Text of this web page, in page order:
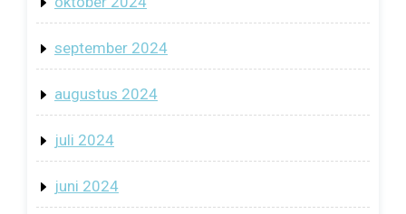
september 2024
augustus 2024
juli 2024
juni 2024